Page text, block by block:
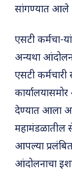
सांगण्यात
एसटी कर्मचा-
अन्यथा
एसटी
देण्यात आला आहे.
महामंडळातील
आपल्या
आंदोलनाचा